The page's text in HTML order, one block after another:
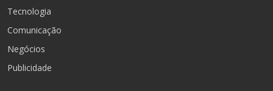
Tecnologia
Comunicação
Negócios
Publicidade